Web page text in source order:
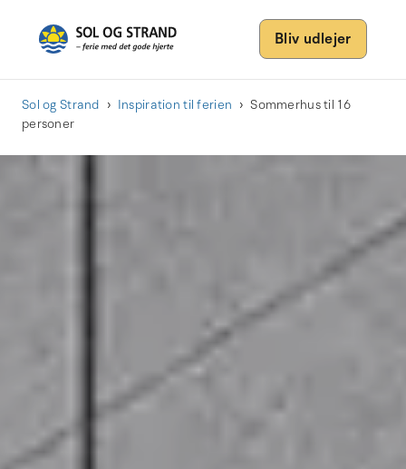
Bliv udlejer
Sol og Strand Inspiration til ferien
Sommerhus til 16
personer